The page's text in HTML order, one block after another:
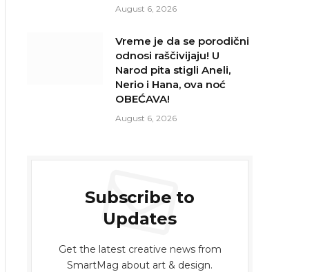
August 6, 2026
Vreme je da se porodični
odnosi raščivijaju! U
Narod pita stigli Aneli,
Nerio i Hana, ova noć
OBEĆAVA!
August 6, 2026
Subscribe to
Updates
Get the latest creative news from
SmartMag about art & design.